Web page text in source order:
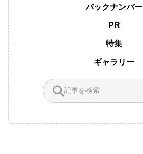
バックナンバー
PR
特集
ギャラリー